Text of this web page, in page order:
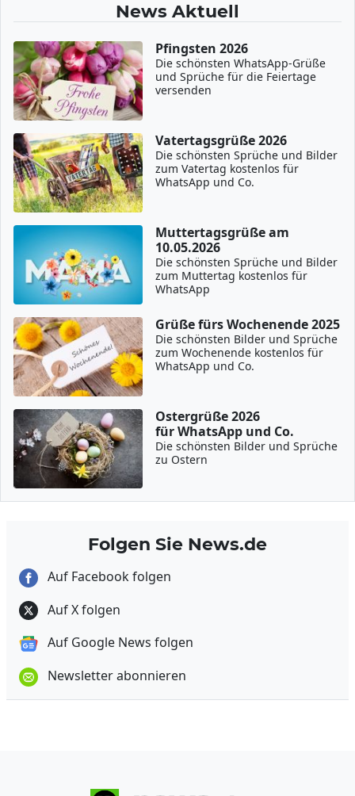
News Aktuell
Pfingsten 2026
Die schönsten WhatsApp-Grüße
und Sprüche für die Feiertage
versenden
Vatertagsgrüße 2026
Die schönsten Sprüche und Bilder
zum Vatertag kostenlos für
WhatsApp und Co.
Muttertagsgrüße am
10.05.2026
Die schönsten Sprüche und Bilder
zum Muttertag kostenlos für
WhatsApp
Grüße fürs Wochenende 2025
Die schönsten Bilder und Sprüche
zum Wochenende kostenlos für
WhatsApp und Co.
Ostergrüße 2026
für WhatsApp und Co.
Die schönsten Bilder und Sprüche
zu Ostern
Folgen Sie News.de
Auf Facebook folgen
Auf X folgen
Auf Google News folgen
Newsletter abonnieren